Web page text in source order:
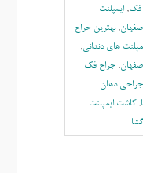
فک, ايمپلنت
,بهترين جراح
های دندانی,
, جراح فک
جراحی دهان
,کاشت ایمپلنت